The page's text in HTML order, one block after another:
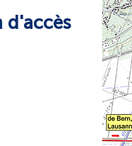
d'accès